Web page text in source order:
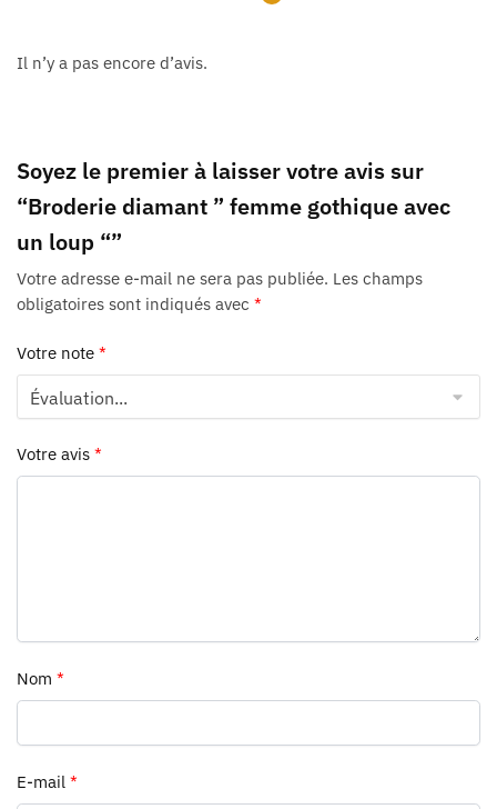
Il n’y a pas encore d’avis.
Soyez le premier à laisser votre avis sur
“Broderie diamant ” femme gothique avec
un loup “”
Votre adresse e-mail ne sera pas publiée. Les champs
obligatoires sont indiqués avec *
Votre note *
Votre avis *
Nom *
E-mail *